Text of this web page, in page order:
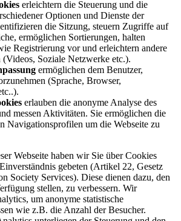
erleichtern die Steuerung und die
Optionen und Dienste der
die Sitzung, steuern Zugriffe auf
ermöglichen Sortierungen, halten
Registrierung vor und erleichtern andere
Soziale Netzwerke etc.).
ermöglichen dem Benutzer,
(Sprache, Browser,
erlauben die anonyme Analyse des
messen Aktivitäten. Sie ermöglichen die
Navigationsprofilen um die Webseite zu
Webseite haben wir Sie über Cookies
gebeten (Artikel 22, Gesetz
Society Services). Diese dienen dazu, den
stellen, zu verbessern. Wir
um anonyme statistische
wie z.B. die Anzahl der Besucher.